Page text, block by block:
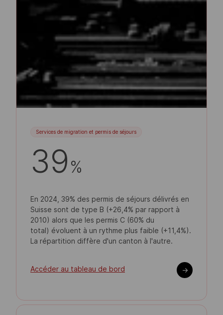
Services de migration et permis de séjours
39 %
En 2024, 39% des permis de séjours délivrés en
Suisse sont de type B (+26,4% par rapport à
2010) alors que les permis C (60% du
total) évoluent à un rythme plus faible (+11,4%).
La répartition diffère d'un canton à l'autre.
Accéder au tableau de bord ->